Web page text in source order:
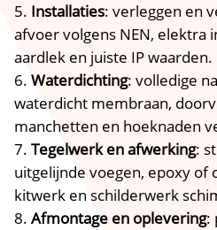
Installaties: verleggen en
afvoer volgens NEN, elektra
aardlek en juiste IP waarden.​
Waterdichting: volledige
waterdicht membraan,
manchetten en hoeknaden
Tegelwerk en afwerking:
uitgelijnde voegen, epoxy of
kitwerk en schilderwerk
Afmontage en oplevering: